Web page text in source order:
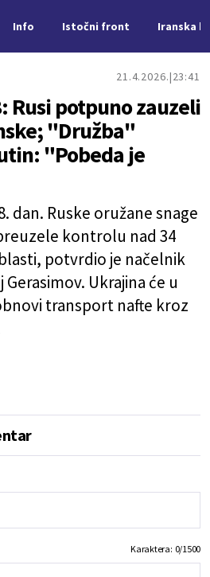
Info Istočni front Iranska
21.4.2026. 23:41
Rusi potpuno zauzeli
"Družba"
"Pobeda je
dan. Ruske oružane snage
kontrolu nad 34
potvrdio je načelnik
Ukrajina će u
transport nafte kroz
Karaktera: 0/1500